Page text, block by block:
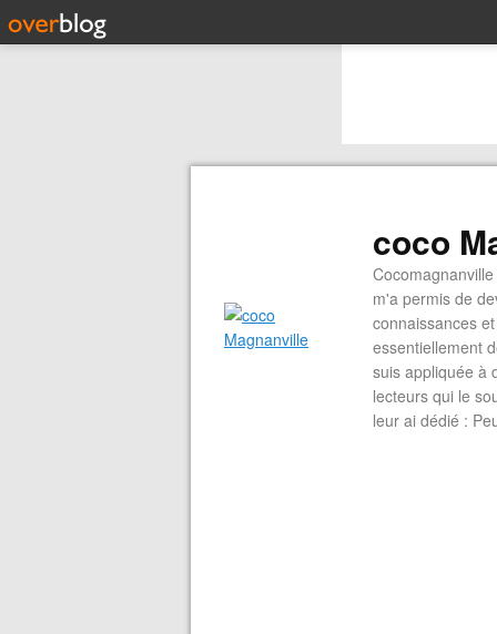
coco
m'a permis de
connaissances
essentiellement
suis appliquée à
lecteurs qui le
leur ai dédié :